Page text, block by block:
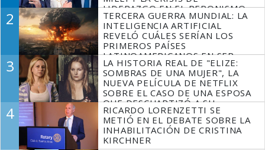
LIDERAZGO EN EL PERONISMO
2
TERCERA GUERRA MUNDIAL: LA
INTELIGENCIA ARTIFICIAL
REVELÓ CUÁLES SERÍAN LOS
PRIMEROS PAÍSES
LATINOAMERICANOS EN SER
DERROTADOS
3
LA HISTORIA REAL DE "ELIZE:
SOMBRAS DE UNA MUJER", LA
NUEVA PELÍCULA DE NETFLIX
SOBRE EL CASO DE UNA ESPOSA
QUE DESCUARTIZÓ A SU
MARIDO
4
RICARDO LORENZETTI SE
METIÓ EN EL DEBATE SOBRE LA
INHABILITACIÓN DE CRISTINA
KIRCHNER